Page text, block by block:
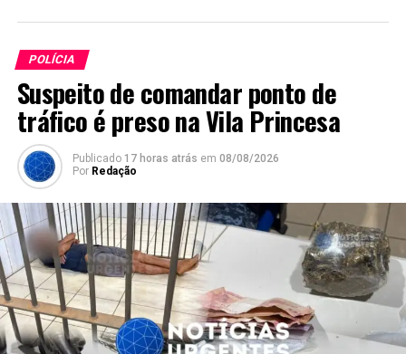
POLÍCIA
Suspeito de comandar ponto de
tráfico é preso na Vila Princesa
Publicado 17 horas atrás em 08/08/2026
Por Redação